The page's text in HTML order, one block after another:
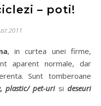
– poti!
2011
, in curtea unei firme,
aparent normale, dar
Sunt tomberoane
plastic/ pet-urisideseuri